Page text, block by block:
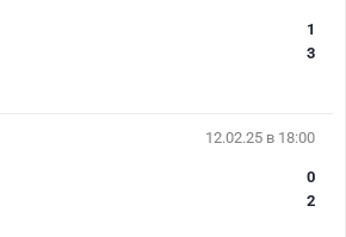
1
3
12.02.25 в 18:00
0
2